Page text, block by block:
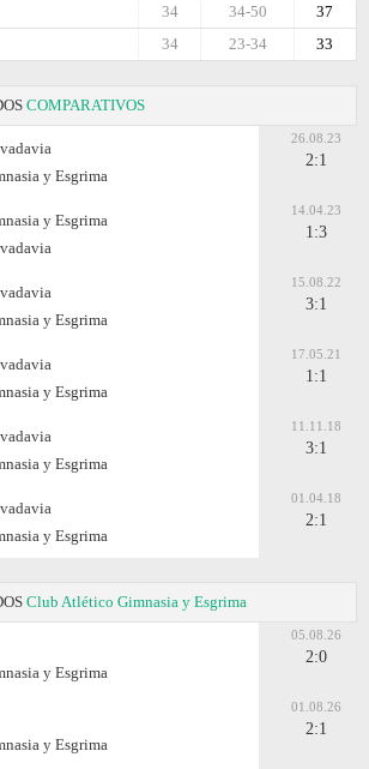
37
34-50
34
33
23-34
34
COMPARATIVOS
y Esgrima
26.08.23
2:1
y Esgrima
14.04.23
1:3
y Esgrima
15.08.22
3:1
y Esgrima
17.05.21
1:1
y Esgrima
11.11.18
3:1
y Esgrima
01.04.18
2:1
Club Atlético Gimnasia y Esgrima
y Esgrima
05.08.26
2:0
y Esgrima
01.08.26
2:1